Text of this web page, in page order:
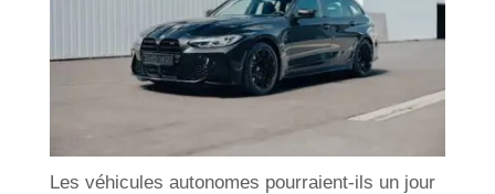
Les véhicules autonomes pourraient-ils un jour